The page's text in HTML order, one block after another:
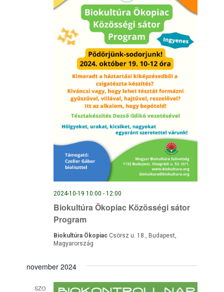
Biokultúra Ökopiac Közösségi sátor
Program
2024-10-19 10:00 -12:00
Biokultúra Ökopiac Csörsz u. 18., Budapest,
Magyarország
november 2024
SZO